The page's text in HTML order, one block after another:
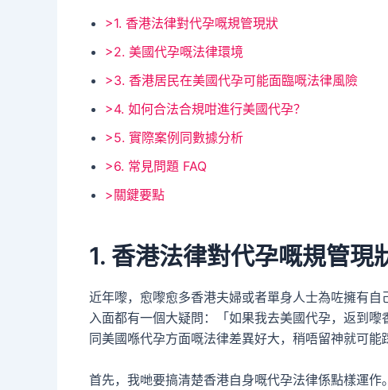
>1. 香港法律對代孕嘅規管現狀
>2. 美國代孕嘅法律環境
>3. 香港居民在美國代孕可能面臨嘅法律風險
>4. 如何合法合規咁進行美國代孕？
>5. 實際案例同數據分析
>6. 常見問題 FAQ
>關鍵要點
1. 香港法律對代孕嘅規管現
近年嚟，愈嚟愈多香港夫婦或者單身人士為咗擁有
入面都有一個大疑問：「如果我去美國代孕，返到
同美國喺代孕方面嘅法律差異好大，稍唔留神就可能
首先，我哋要搞清楚香港自身嘅代孕法律係點樣運作